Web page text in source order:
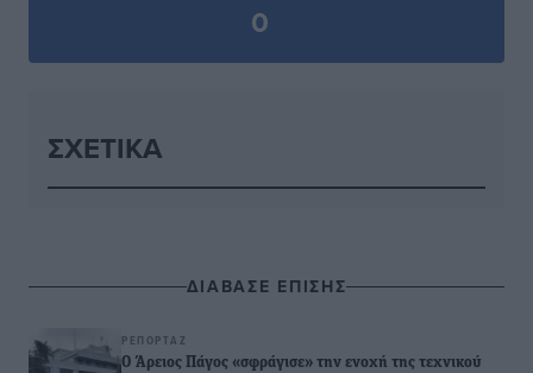
0
ΣΧΕΤΙΚΆ
ΔΙΑΒΑΣΕ ΕΠΙΣΗΣ
ΡΕΠΟΡΤΆΖ
Ο Άρειος Πάγος «σφράγισε» την ενοχή της τεχνικού